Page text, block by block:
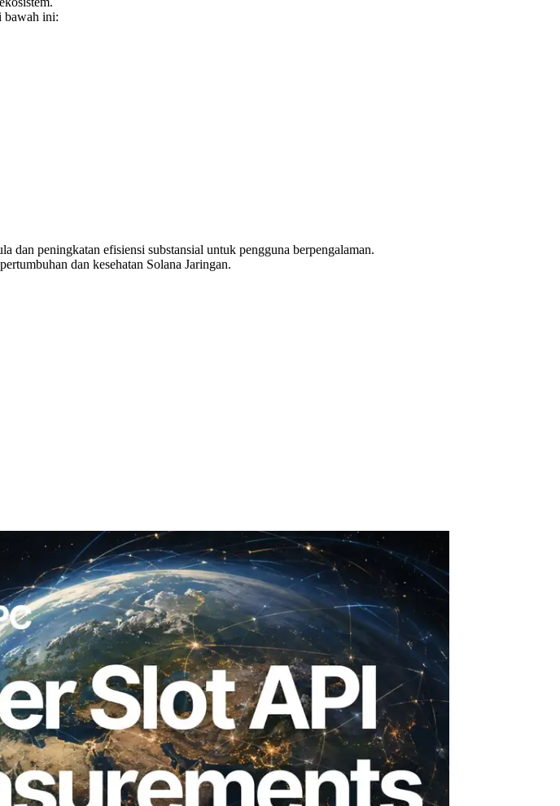
bawah ini:
dan peningkatan efisiensi substansial untuk pengguna berpengalaman.
dan kesehatan Solana Jaringan.